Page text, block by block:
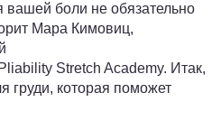
вашей боли не обязательно
Мара Кимовиц,
Stretch Academy. Итак,
груди, которая поможет